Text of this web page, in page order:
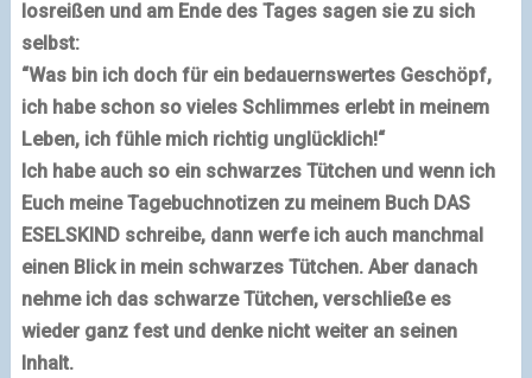
losreißen und am Ende des Tages sagen sie zu sich
selbst:
“Was bin ich doch für ein bedauernswertes Geschöpf,
ich habe schon so vieles Schlimmes erlebt in meinem
Leben, ich fühle mich richtig unglücklich!“
Ich habe auch so ein schwarzes Tütchen und wenn ich
Euch meine Tagebuchnotizen zu meinem Buch DAS
ESELSKINDschreibe, dann werfe ich auch manchmal
einen Blick in mein schwarzes Tütchen. Aber danach
nehme ich das schwarze Tütchen, verschließe es
wieder ganz fest und denke nicht weiter an seinen
Inhalt.